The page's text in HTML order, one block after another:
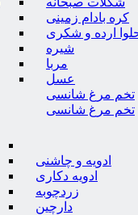
کره بادام زمینی
ارده و شکری
شیره
مربا
عسل
تخم مرغ شانسی
تخم مرغ شانسی
ادویه و چاشنی
ادویه دکاری
زردچوبه
دارچین